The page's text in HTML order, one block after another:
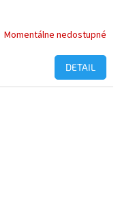
Momentálne nedostupné
DETAIL